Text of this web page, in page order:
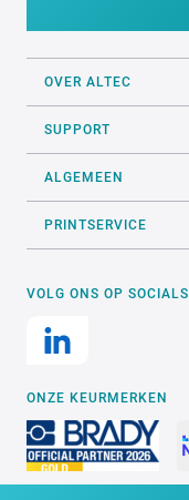
OVER ALTEC
SUPPORT
ALGEMEEN
PRINTSERVICE
VOLG ONS OP SOCIALS
ONZE KEURMERKEN